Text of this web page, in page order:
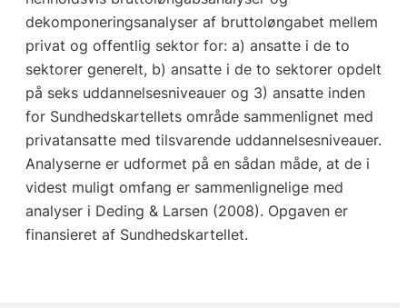
dekomponeringsanalyser af bruttoløngabet mellem
privat og offentlig sektor for: a) ansatte i de to
sektorer generelt, b) ansatte i de to sektorer opdelt
på seks uddannelsesniveauer og 3) ansatte inden
for Sundhedskartellets område sammenlignet med
privatansatte med tilsvarende uddannelsesniveauer.
Analyserne er udformet på en sådan måde, at de i
videst muligt omfang er sammenlignelige med
analyser i Deding & Larsen (2008). Opgaven er
finansieret af Sundhedskartellet.